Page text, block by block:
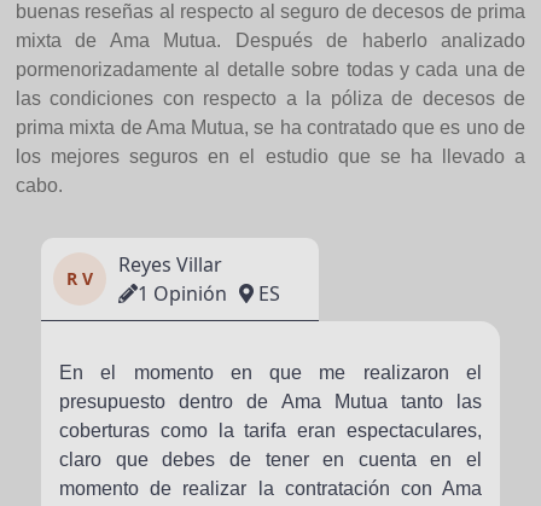
buenas reseñas al respecto al seguro de decesos de prima
mixta de Ama Mutua. Después de haberlo analizado
pormenorizadamente al detalle sobre todas y cada una de
las condiciones con respecto a la póliza de decesos de
prima mixta de Ama Mutua, se ha contratado que es uno de
los mejores seguros en el estudio que se ha llevado a
cabo.
R V
Reyes Villar
1 Opinión
ES
En el momento en que me realizaron el
presupuesto dentro de Ama Mutua tanto las
coberturas como la tarifa eran espectaculares,
claro que debes de tener en cuenta en el
momento de realizar la contratación con Ama